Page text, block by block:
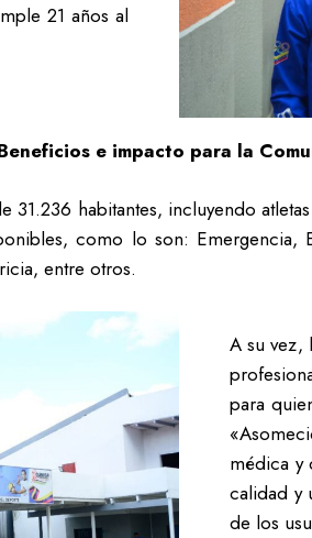
21 años al
e impacto para la
habitantes, incluyendo
como lo son: Emergencia,
entre otros.
A su vez,
para
médica y
calidad y
de los